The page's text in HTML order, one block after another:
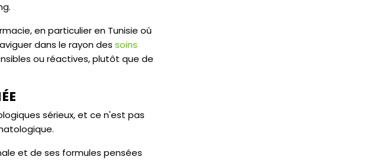
en particulier en Tunisie où
dans le rayon des soins
ou réactives, plutôt que de
sérieux, et ce n'est pas
et de ses formules pensées